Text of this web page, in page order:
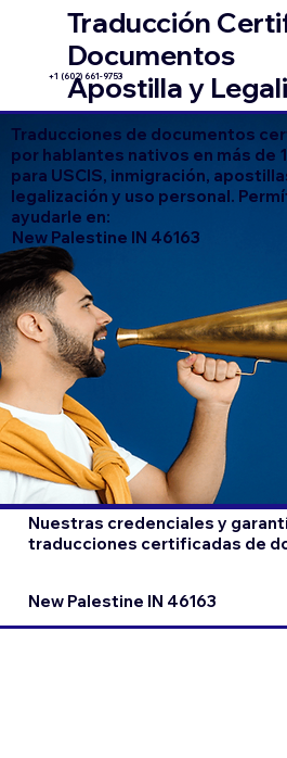
Traducción
Documentos
Apostilla y
+1 (602) 661-9753
Traducciones de documentos
por hablantes nativos en más de
para USCIS, inmigración,
legalización y uso personal.
ayudarle en:
New Palestine IN 46163
Nuestras credenciales y
traducciones certificadas de
New Palestine IN 46163